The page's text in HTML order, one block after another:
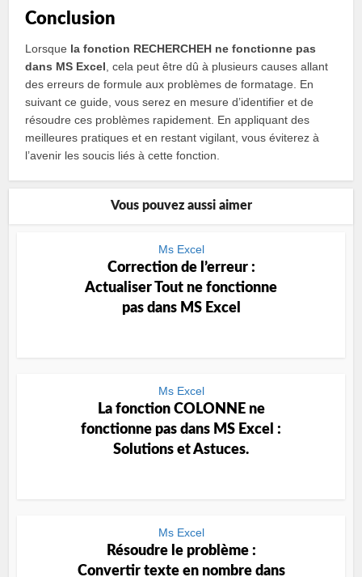
Conclusion
Lorsque la fonction RECHERCHEH ne fonctionne pas
dans MS Excel , cela peut être dû à plusieurs causes allant
des erreurs de formule aux problèmes de formatage. En
suivant ce guide, vous serez en mesure d’identifier et de
résoudre ces problèmes rapidement. En appliquant des
meilleures pratiques et en restant vigilant, vous éviterez à
l’avenir les soucis liés à cette fonction.
Vous pouvez aussi aimer
Ms Excel
Correction de l’erreur :
Actualiser Tout ne fonctionne
pas dans MS Excel
Ms Excel
La fonction COLONNE ne
fonctionne pas dans MS Excel :
Solutions et Astuces.
Ms Excel
Résoudre le problème :
Convertir texte en nombre dans